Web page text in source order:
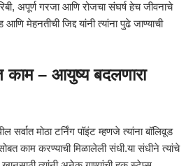
अपूर्ण गरजा आणि रोजचा संघर्ष हेच जीवनाचे
मेहनतीची जिद्द यांनी त्यांना पुढे जाण्याची
– आयुष्य बदलणारा
मोठा टर्निंग पॉइंट म्हणजे त्यांना बॉलिवूड
काम करण्याची मिळालेली संधी.या संधीने त्यांचे